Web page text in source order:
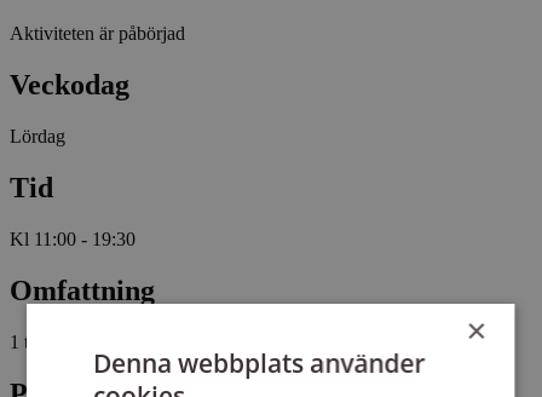
Aktiviteten är påbörjad
Veckodag
Lördag
Tid
Kl 11:00 - 19:30
Omfattning
1 tillfälle, 6 studietimmar ×
Denna webbplats använder